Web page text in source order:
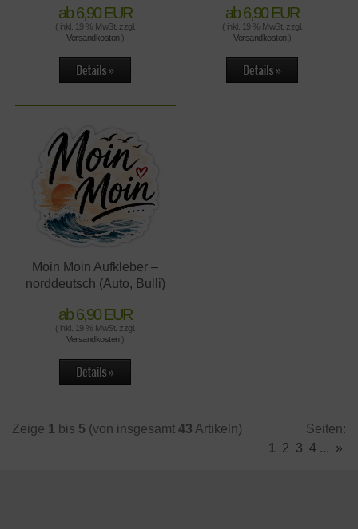
ab 6,90 EUR
( inkl. 19 % MwSt. zzgl.
Versandkosten )
ab 6,90 EUR
( inkl. 19 % MwSt. zzgl.
Versandkosten )
Moin Moin Aufkleber –
norddeutsch (Auto, Bulli)
ab 6,90 EUR
( inkl. 19 % MwSt. zzgl.
Versandkosten )
Zeige 1 bis 5 (von insgesamt 43 Artikeln)
Seiten:
1 2 3 4 ... »